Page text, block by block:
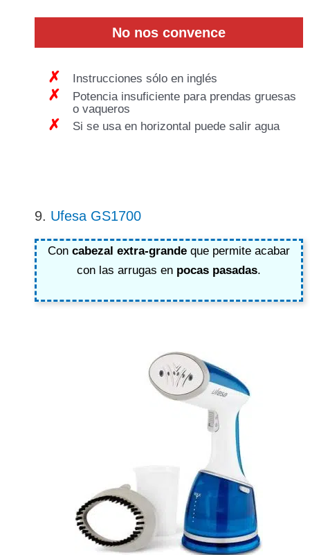
No nos convence
Instrucciones sólo en inglés
Potencia insuficiente para prendas gruesas
o vaqueros
Si se usa en horizontal puede salir agua
9. Ufesa GS1700
Con cabezal extra-grande que permite acabar
con las arrugas en pocas pasadas.